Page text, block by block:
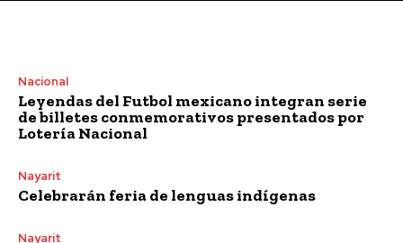
Nacional
Leyendas del Futbol mexicano integran serie
de billetes conmemorativos presentados por
Lotería Nacional
Nayarit
Celebrarán feria de lenguas indígenas
Nayarit